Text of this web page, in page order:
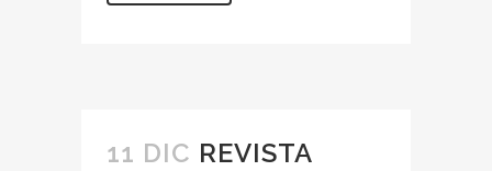
11 DIC REVISTA